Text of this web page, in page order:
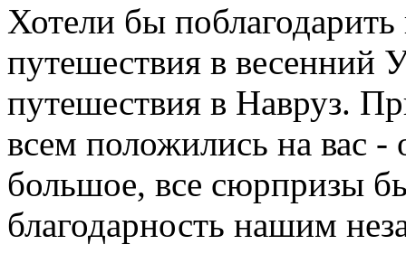
Хотели бы
путешествия в весенний
путешествия в Навруз.
всем положились на вас -
большое, все сюрпризы
благодарность нашим